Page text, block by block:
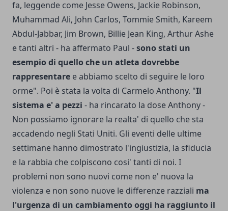
fa, leggende come Jesse Owens, Jackie Robinson,
Muhammad Ali, John Carlos, Tommie Smith, Kareem
Abdul-Jabbar, Jim Brown, Billie Jean King, Arthur Ashe
e tanti altri - ha affermato Paul -sono stati un
esempio di quello che un atleta dovrebbe
rappresentare e abbiamo scelto di seguire le loro
orme". Poi è stata la volta di Carmelo Anthony. "Il
sistema e' a pezzi - ha rincarato la dose Anthony -
Non possiamo ignorare la realta' di quello che sta
accadendo negli Stati Uniti. Gli eventi delle ultime
settimane hanno dimostrato l'ingiustizia, la sfiducia
e la rabbia che colpiscono cosi' tanti di noi. I
problemi non sono nuovi come non e' nuova la
violenza e non sono nuove le differenze razziali ma
l'urgenza di un cambiamento oggi ha raggiunto il